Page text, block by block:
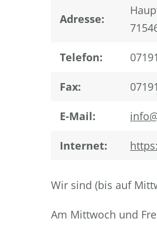
Adresse:
Telefon:
Fax:
E-Mail:
Internet:
Wir sind (bis auf
Am Mittwoch und